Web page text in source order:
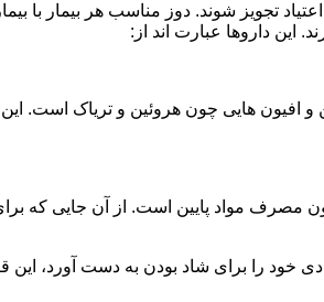
تجویز شوند. دوز مناسب هر بیمار با
این داروها عبارت اند از:
هایی چون هروئین و تریاک است. این
مصرف مواد پایین است. از آن جایی که
خود را برای شاد بودن به دست آورد، این